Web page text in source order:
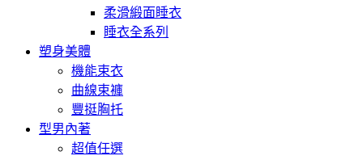
柔滑緞面睡衣
睡衣全系列
塑身美體
機能束衣
曲線束褲
豐挺胸托
型男內著
超值任選